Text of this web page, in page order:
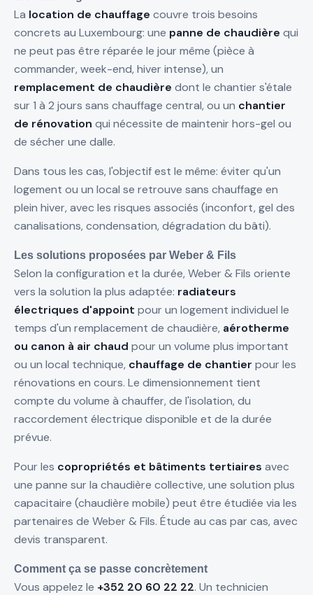
La location de chauffage couvre trois besoins
concrets au Luxembourg: une panne de chaudière qui
ne peut pas être réparée le jour même (pièce à
commander, week-end, hiver intense), un
remplacement de chaudière dont le chantier s'étale
sur 1 à 2 jours sans chauffage central, ou un chantier
de rénovation qui nécessite de maintenir hors-gel ou
de sécher une dalle.
Dans tous les cas, l'objectif est le même: éviter qu'un
logement ou un local se retrouve sans chauffage en
plein hiver, avec les risques associés (inconfort, gel des
canalisations, condensation, dégradation du bâti).
Les solutions proposées par Weber & Fils
Selon la configuration et la durée, Weber & Fils oriente
vers la solution la plus adaptée: radiateurs
électriques d'appoint pour un logement individuel le
temps d'un remplacement de chaudière, aérotherme
ou canon à air chaud pour un volume plus important
ou un local technique, chauffage de chantier pour les
rénovations en cours. Le dimensionnement tient
compte du volume à chauffer, de l'isolation, du
raccordement électrique disponible et de la durée
prévue.
Pour les copropriétés et bâtiments tertiaires avec
une panne sur la chaudière collective, une solution plus
capacitaire (chaudière mobile) peut être étudiée via les
partenaires de Weber & Fils. Étude au cas par cas, avec
devis transparent.
Comment ça se passe concrètement
Vous appelez le +352 20 60 22 22. Un technicien